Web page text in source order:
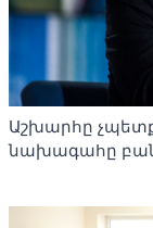
Աշխարհը
նախագահը